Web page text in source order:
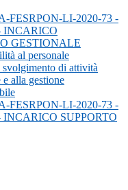
FESRPON-LI-2020-73 -
INCARICO
GESTIONALE
al personale
di attività
e alla gestione
FESRPON-LI-2020-73 -
SUPPORTO